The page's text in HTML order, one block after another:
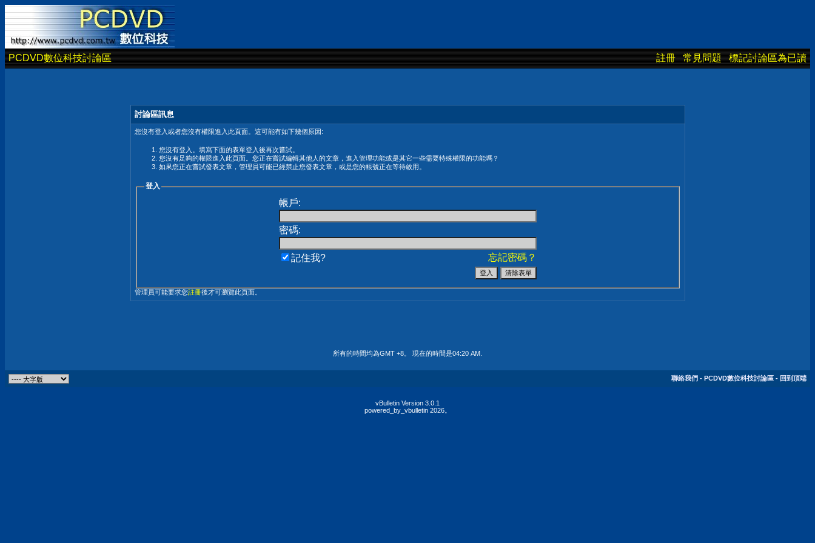
PCDVD數位科技討論區 註冊 常見問題 標記討論區為已讀
討論區訊息
您沒有登入或者您沒有權限進入此頁面。這可能有如下幾個原因:
您沒有登入。填寫下面的表單登入後再次嘗試。
您沒有足夠的權限進入此頁面。您正在嘗試編輯其他人的文章，進入管理功能或是其它一些需要特殊權限的功能嗎？
如果您正在嘗試發表文章，管理員可能已經禁止您發表文章，或是您的帳號正在等待啟用。
登入
帳戶:
密碼:
忘記密碼？
記住我?
管理員可能要求您註冊後才可瀏覽此頁面。
所有的時間均為GMT +8。 現在的時間是04:20 AM
聯絡我們 - PCDVD數位科技討論區 - 回到頂端
vBulletin Version 3.0.1
powered_by_vbulletin 2026。